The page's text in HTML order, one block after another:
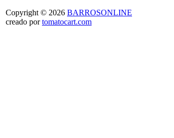
Copyright © 2026 BARROSONLINE
creado portomatocart.com